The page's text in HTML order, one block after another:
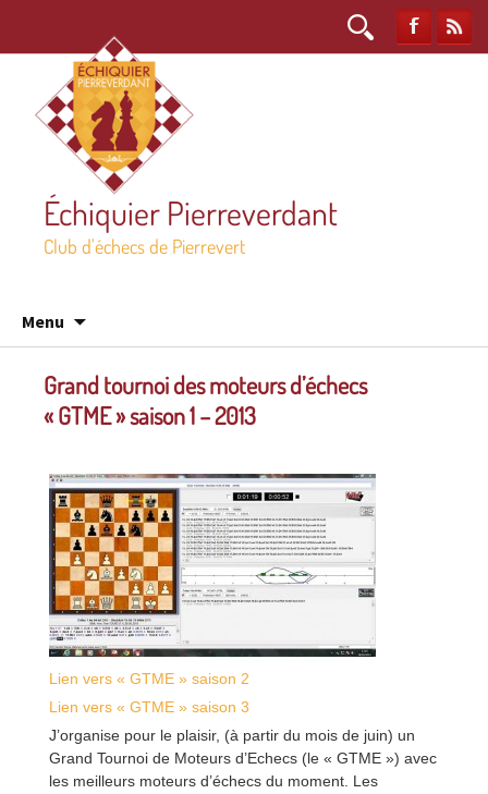
Rechercher :
Échiquier Pierreverdant
Club d'échecs de Pierrevert
Menu
contenu
Grand tournoi des moteurs d’échecs
« GTME » saison 1 – 2013
Lien vers « GTME » saison 2
Lien vers « GTME » saison 3
J’organise pour le plaisir, (à partir du mois de juin) un
Grand Tournoi de Moteurs d’Echecs (le « GTME ») avec
les meilleurs moteurs d’échecs du moment. Les